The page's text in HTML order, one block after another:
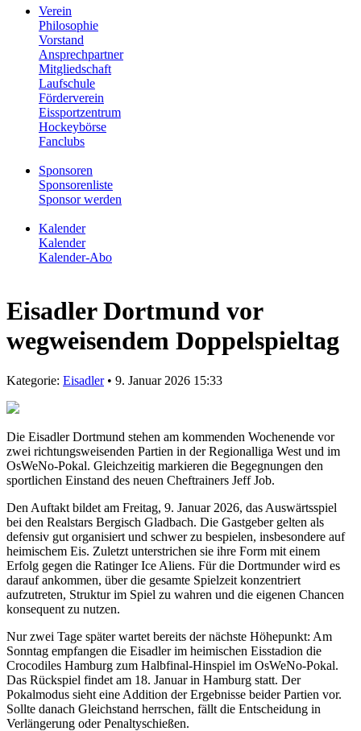
Verein
Philosophie
Vorstand
Ansprechpartner
Mitgliedschaft
Laufschule
Förderverein
Eissportzentrum
Hockeybörse
Fanclubs
Sponsoren
Sponsorenliste
Sponsor werden
Kalender
Kalender
Kalender-Abo
Eisadler Dortmund vor
wegweisendem Doppelspieltag
Kategorie: Eisadler• 9. Januar 2026 15:33
Die Eisadler Dortmund stehen am kommenden Wochenende vor
zwei richtungsweisenden Partien in der Regionalliga West und im
OsWeNo-Pokal. Gleichzeitig markieren die Begegnungen den
sportlichen Einstand des neuen Cheftrainers Jeff Job.
Den Auftakt bildet am Freitag, 9. Januar 2026, das Auswärtsspiel
bei den Realstars Bergisch Gladbach. Die Gastgeber gelten als
defensiv gut organisiert und schwer zu bespielen, insbesondere auf
heimischem Eis. Zuletzt unterstrichen sie ihre Form mit einem
Erfolg gegen die Ratinger Ice Aliens. Für die Dortmunder wird es
darauf ankommen, über die gesamte Spielzeit konzentriert
aufzutreten, Struktur im Spiel zu wahren und die eigenen Chancen
konsequent zu nutzen.
Nur zwei Tage später wartet bereits der nächste Höhepunkt: Am
Sonntag empfangen die Eisadler im heimischen Eisstadion die
Crocodiles Hamburg zum Halbfinal-Hinspiel im OsWeNo-Pokal.
Das Rückspiel findet am 18. Januar in Hamburg statt. Der
Pokalmodus sieht eine Addition der Ergebnisse beider Partien vor.
Sollte danach Gleichstand herrschen, fällt die Entscheidung in
Verlängerung oder Penaltyschießen.